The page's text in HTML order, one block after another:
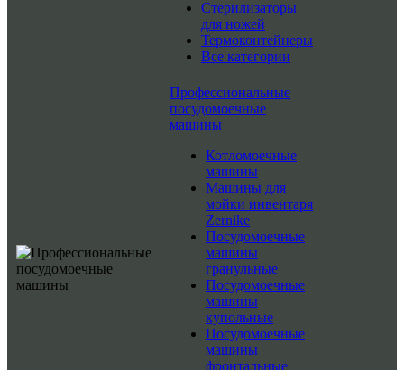
Стерилизаторы
для ножей
Термоконтейнеры
Все категории
Профессиональные
посудомоечные
машины
Котломоечные
машины
Машины для
мойки инвентаря
Zernike
Посудомоечные
машины
гранульные
Посудомоечные
машины
купольные
Посудомоечные
машины
фронтальные